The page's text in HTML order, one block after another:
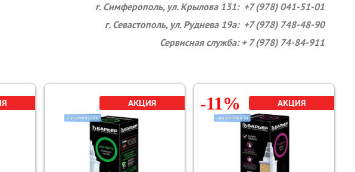
г. Симферополь, ул. Крылова 131: +7 (978) 041-51-01
г. Севастополь, ул. Руднева 19а: +7 (978) 748-48-90
Сервисная служба: + 7 (978) 74-84-911
-11%